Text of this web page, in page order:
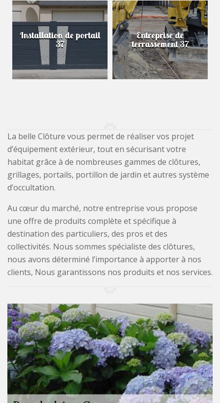
Installation de portail
37
Entreprise de
terrassement 37
La belle Clôture vous permet de réaliser vos projet
d’équipement extérieur, tout en sécurisant votre
habitat grâce à de nombreuses gammes de clôtures,
grillages, portails, portillon de jardin et autres système
d’occultation.
Au cœur du marché, notre entreprise vous propose
une offre de produits complète et spécifique à
destination des particuliers, des pros et des
collectivités. Nous sommes spécialiste des clôtures,
nous avons déterminé l’importance à apporter à nos
clients, Nous garantissons nos produits et nos services.